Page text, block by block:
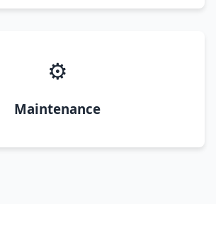
⚙️
Maintenance